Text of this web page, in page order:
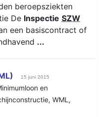
beroepsziekten
De Inspectie SZW
een basiscontract of
...
15 juni 2015
en
, WML ,